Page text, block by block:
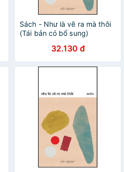
Sách - Như là vẽ ra mà thôi
(Tái bản có bổ sung)
32.130 đ